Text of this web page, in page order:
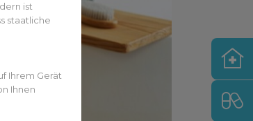
ist
staatliche
Ihrem Gerät
Ihnen